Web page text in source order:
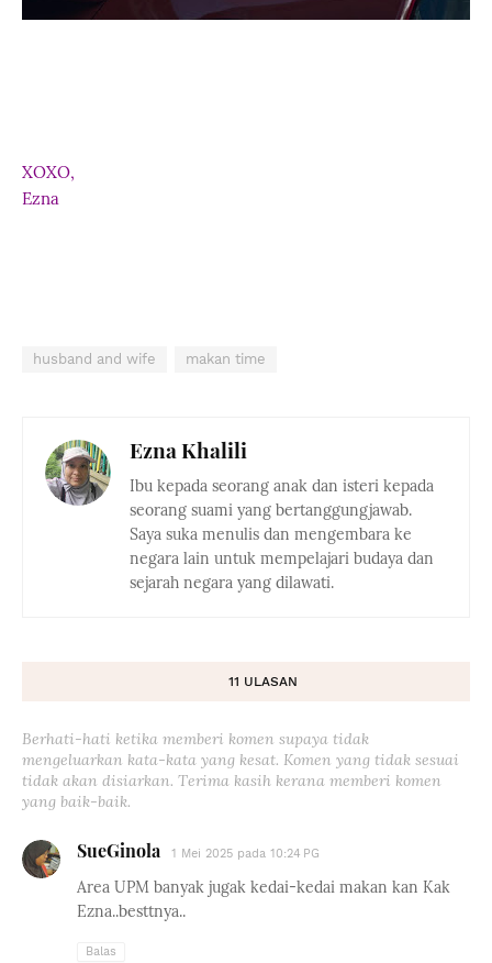
XOXO,
Ezna
husband and wife makan time
Ezna Khalili
Ibu kepada seorang anak dan isteri kepada
seorang suami yang bertanggungjawab.
Saya suka menulis dan mengembara ke
negara lain untuk mempelajari budaya dan
sejarah negara yang dilawati.
11 ULASAN
Berhati-hati ketika memberi komen supaya tidak
mengeluarkan kata-kata yang kesat. Komen yang tidak sesuai
tidak akan disiarkan. Terima kasih kerana memberi komen
yang baik-baik.
SueGinola 1 Mei 2025 pada 10:24 PG
Area UPM banyak jugak kedai-kedai makan kan Kak
Ezna..besttnya..
Balas